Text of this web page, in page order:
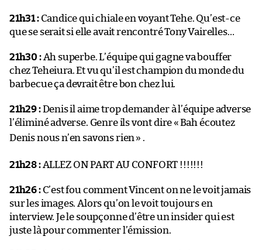
21h31 :Candice qui chiale en voyant Tehe. Qu’est-ce
que se serait si elle avait rencontré Tony Vairelles…
21h30 :Ah superbe. L’équipe qui gagne va bouffer
chez Teheiura. Et vu qu’il est champion du monde du
barbecue ça devrait être bon chez lui.
21h29 :Denis il aime trop demander à l’équipe adverse
l’éliminé adverse. Genre ils vont dire «Bah écoutez
Denis nous n’en savons rien » .
21h28 :ALLEZ ON PART AU CONFORT !!!!!!!
21h26 :C’est fou comment Vincent on ne le voit jamais
sur les images. Alors qu’on le voit toujours en
interview. Je le soupçonne d’être un insider qui est
juste là pour commenter l’émission.